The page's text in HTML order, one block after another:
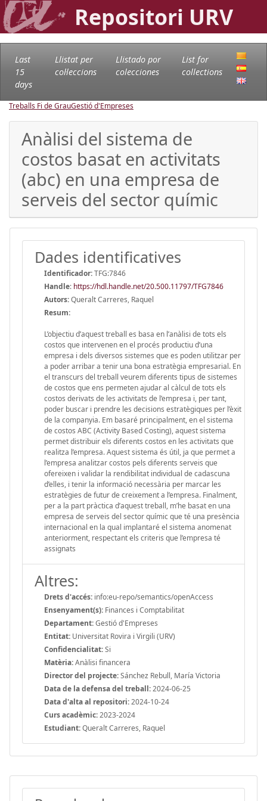
Repositori URV
Last
15
days
Llistat per
col·leccions
Llistado por
colecciones
List for
collections
Treballs Fi de GrauGestió d'Empreses
Anàlisi del sistema de
costos basat en activitats
(abc) en una empresa de
serveis del sector químic
Dades identificatives
Identificador:TFG:7846
Handle: https://hdl.handle.net/20.500.11797/TFG7846
Autors:Queralt Carreres, Raquel
Resum:
L’objectiu d’aquest treball es basa en l’anàlisi de tots els
costos que intervenen en el procés productiu d’una
empresa i dels diversos sistemes que es poden utilitzar per
a poder arribar a tenir una bona estratègia empresarial. En
el transcurs del treball veurem diferents tipus de sistemes
de costos que ens permeten ajudar al càlcul de tots els
costos derivats de les activitats de l’empresa i, per tant,
poder buscar i prendre les decisions estratègiques per l’èxit
de la companyia. Em basaré principalment, en el sistema
de costos ABC (Activity Based Costing), aquest sistema
permet distribuir els diferents costos en les activitats que
realitza l’empresa. Aquest sistema és útil, ja que permet a
l’empresa analitzar costos pels diferents serveis que
ofereixen i validar la rendibilitat individual de cadascuna
d’elles, i tenir la informació necessària per marcar les
estratègies de futur de creixement a l’empresa. Finalment,
per a la part pràctica d’aquest treball, m’he basat en una
empresa de serveis del sector químic que té una presència
internacional en la qual implantaré el sistema anomenat
anteriorment, respectant els criteris que l’empresa té
assignats
Altres:
Drets d'accés: info:eu-repo/semantics/openAccess
Ensenyament(s): Finances i Comptabilitat
Departament:Gestió d'Empreses
Entitat: Universitat Rovira i Virgili (URV)
Confidencialitat:Si
Matèria:Anàlisi financera
Director del projecte:Sánchez Rebull, María Victoria
Data de la defensa del treball:2024-06-25
Data d'alta al repositori:2024-10-24
Curs acadèmic:2023-2024
Estudiant:Queralt Carreres, Raquel